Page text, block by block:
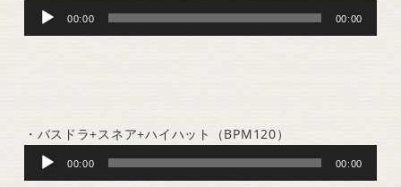
Audio
Player
00:00 00:00
・バスドラ+スネア+ハイハット（BPM120）
Audio
Player
00:00 00:00